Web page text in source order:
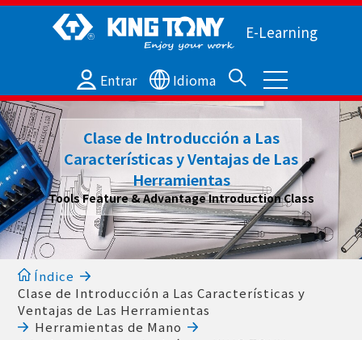
E-Learning
Entrar Idioma
Clase de Introducción a Las
Características y Ventajas de Las
Herramientas
Tools Feature & Advantage Introduction Class
Índice
Clase de Introducción a Las Características y
Ventajas de Las Herramientas
Herramientas de Mano